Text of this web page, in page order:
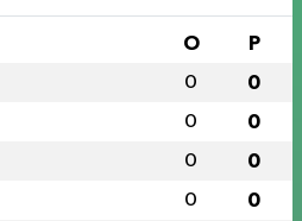
O P
0 0
0 0
0 0
0 0